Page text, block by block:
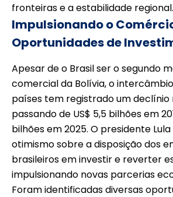
fronteiras e a estabilidade regional.
Impulsionando o
Oportunidades de
Apesar de o Brasil ser o segundo
comercial da Bolívia, o
países tem registrado um declínio
passando de US$ 5,5 bilhões em
bilhões em 2025. O presidente
otimismo sobre a disposição dos
brasileiros em investir e reverter
impulsionando novas parcerias
Foram identificadas diversas